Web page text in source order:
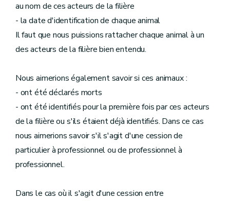
au nom de ces acteurs de la filière
- la date d'identification de chaque animal
Il faut que nous puissions rattacher chaque animal à un
des acteurs de la filière bien entendu.
Nous aimerions également savoir si ces animaux :
- ont été déclarés morts
- ont été identifiés pour la première fois par ces acteurs
de la filière ou s'ils étaient déjà identifiés. Dans ce cas
nous aimerions savoir s'il s'agit d'une cession de
particulier à professionnel ou de professionnel à
professionnel.
Dans le cas où il s'agit d'une cession entre